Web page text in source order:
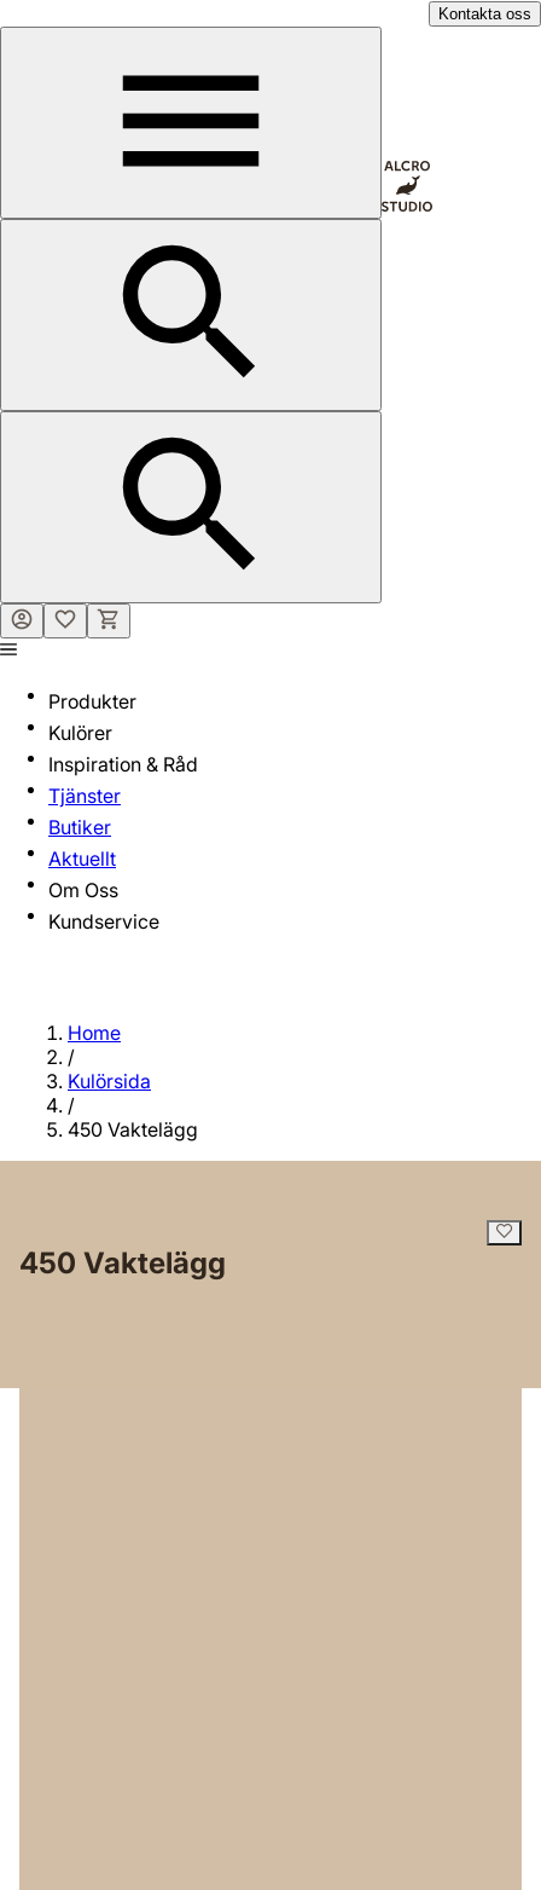
Kontakta oss
Produkter
Kulörer
Inspiration & Råd
Tjänster
Butiker
Aktuellt
Om Oss
Kundservice
Home
/
Kulörsida
/
450 Vaktelägg
450 Vaktelägg